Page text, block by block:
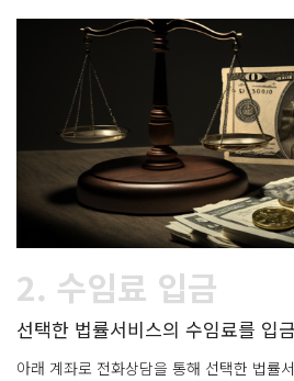
2. 수임료 입금
선택한 법률서비스의 수임료를 입
아래 계좌로 전화상담을 통해 선택한 법률